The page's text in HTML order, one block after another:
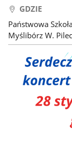
GDZIE
Państwowa
Myślibórz W.